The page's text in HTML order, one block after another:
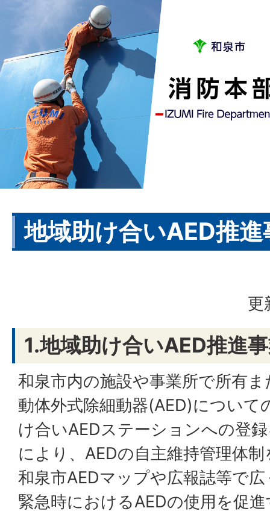
地域助け合いAED推進
更
1.地域助け合いAED推進
和泉市内の施設や事業所で所有
動体外式除細動器(AED)について
け合いAEDステーションへの登
により、AEDの自主維持管理体
和泉市AEDマップや広報誌等で
緊急時におけるAEDの使用を促